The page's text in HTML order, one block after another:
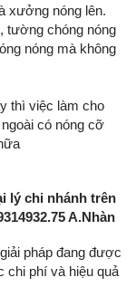
xưởng nóng lên.
tường chóng nóng
nóng mà không
thì việc làm cho
có nóng cỡ
lý chi nhánh trên
A.Nhàn
pháp đang được
chi phí và hiệu quả